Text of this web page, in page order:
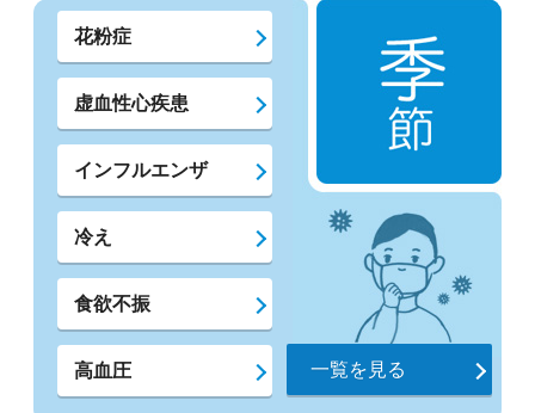
花粉症
虚血性心疾患
インフルエンザ
冷え
食欲不振
高血圧 一覧を見る